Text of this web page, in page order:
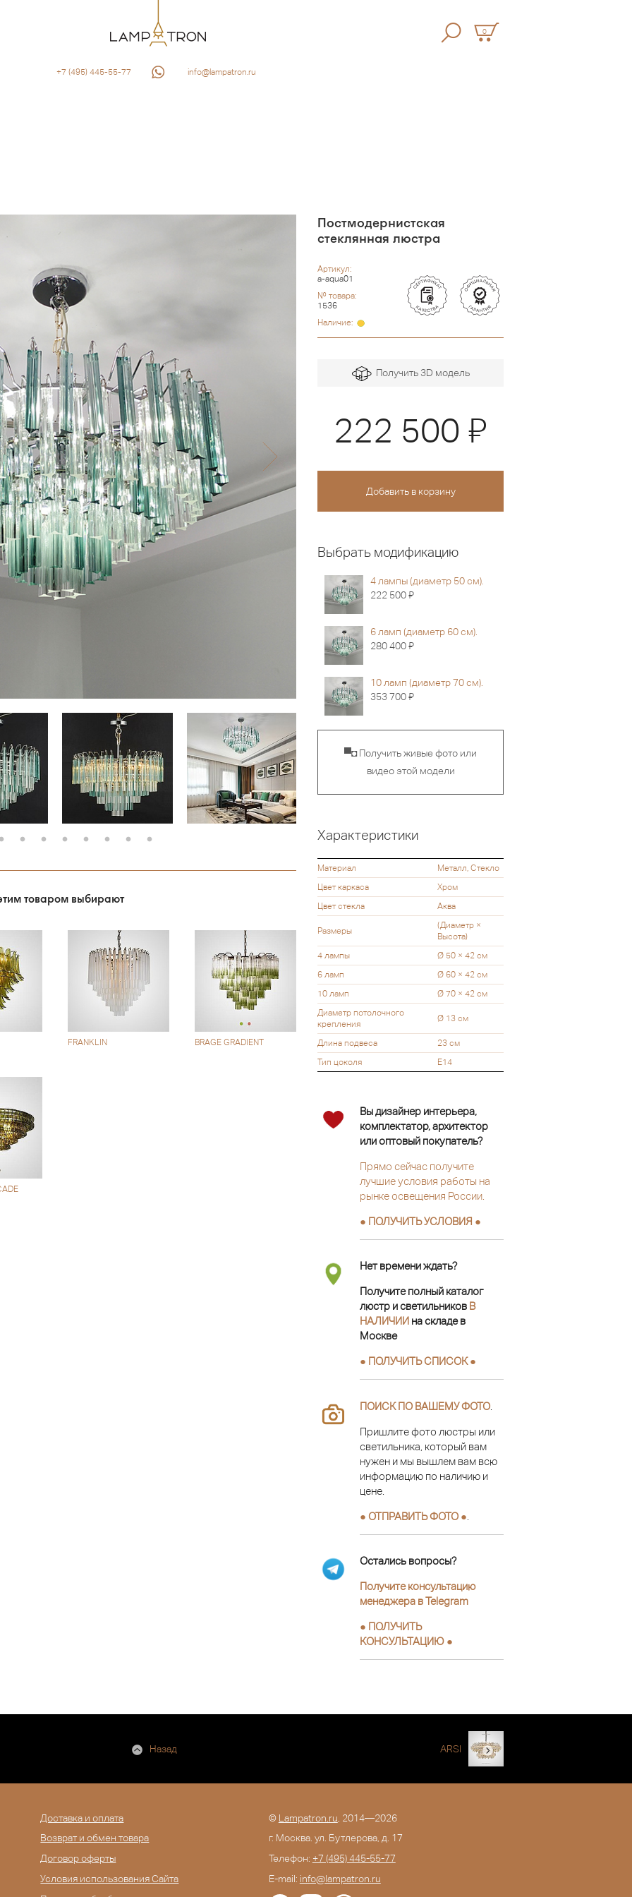
0
+7 (495) 445-55-77 info@lampatron.ru
товаром выбирают
FRANKLIN BRAGE GRADIENT
Постмодернистская
стеклянная люстра
Артикул:
a-aqua01
№ товара:
1536
Наличие:
Получить 3D модель
222 500 Я
Выбрать модификацию
4 лампы (диаметр 50 см).
222 500Я
6 ламп (диаметр 60 см).
280 400Я
10 ламп (диаметр 70 см).
353 700Я
▀◘ Получить живые фото или
видео этой модели
Характеристики
Материал
Металл, Стекло
Цвет каркаса
Хром
Цвет стекла
Аква
Размеры
(Диаметр ×
Высота)
4 лампы
Ø 50 × 42 см
6 ламп
Ø 60 × 42 см
10 ламп
Ø 70 × 42 см
Диаметр потолочного
крепления
Ø 13 см
Длина подвеса
23 см
Тип цоколя
Е14
Вы дизайнер интерьера,
комплектатор, архитектор
или оптовый покупатель?
Прямо сейчас получите
лучшие условия работы на
рынке освещения России.
● ПОЛУЧИТЬ УСЛОВИЯ ●
Нет времени ждать?
Получите полный каталог
люстр и светильников В
НАЛИЧИИ на складе в
Москве
● ПОЛУЧИТЬ СПИСОК ●
ПОИСК ПО ВАШЕМУ ФОТО
Пришлите фото люстры или
светильника, который вам
нужен и мы вышлем вам всю
информацию по наличию и
цене.
● ОТПРАВИТЬ ФОТО ●
Остались вопросы?
Получите консультацию
менеджера в Telegram
● ПОЛУЧИТЬ
КОНСУЛЬТАЦИЮ ●
Назад ARSI
Доставка и оплата
Возврат и обмен товара
Договор оферты
Условия использования Сайта
© Lampatron.ru , 2014—2026
г. Москва. ул. Бутлерова, д. 17
Телефон: +7 (495) 445-55-77
E-mail: info@lampatron.ru